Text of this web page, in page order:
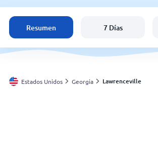
Estados Unidos
España
Argentina
Resumen 7 Días
Estados Unidos Georgia Lawrenceville